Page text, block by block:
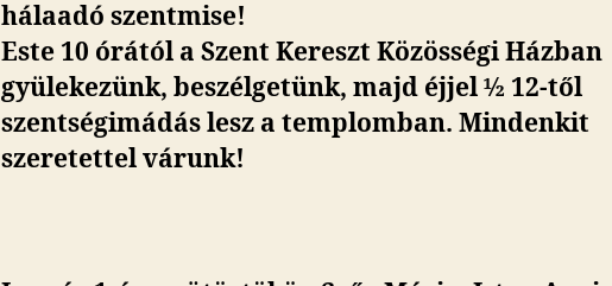
hálaadó szentmise!
Este 10 órától a Szent Kereszt Közösségi Házban
gyülekezünk, beszélgetünk, majd éjjel ½ 12-től
szentségimádás lesz a templomban. Mindenkit
szeretettel várunk!